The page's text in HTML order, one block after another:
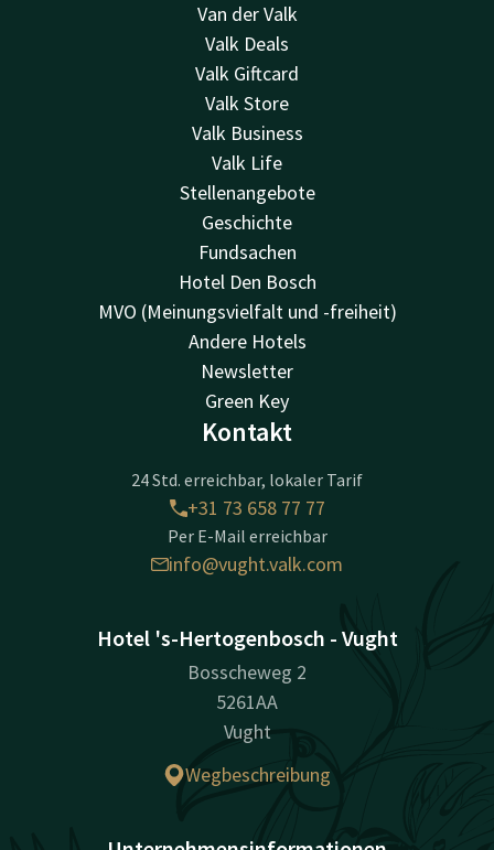
Van der Valk
Valk Deals
Valk Giftcard
Valk Store
Valk Business
Valk Life
Stellenangebote
Geschichte
Fundsachen
Hotel Den Bosch
MVO (Meinungsvielfalt und -freiheit)
Andere Hotels
Newsletter
Green Key
Kontakt
24 Std. erreichbar, lokaler Tarif
+31 73 658 77 77
Per E-Mail erreichbar
info@vught.valk.com
Hotel 's-Hertogenbosch - Vught
Bosscheweg 2
5261AA
Vught
Wegbeschreibung